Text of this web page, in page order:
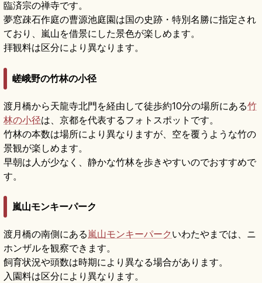
臨済宗の禅寺です。
夢窓疎石作庭の曹源池庭園は国の史跡・特別名勝に指定され
ており、嵐山を借景にした景色が楽しめます。
拝観料は区分により異なります。
嵯峨野の竹林の小径
渡月橋から天龍寺北門を経由して徒歩約10分の場所にある竹
林の小径は、京都を代表するフォトスポットです。
竹林の本数は場所により異なりますが、空を覆うような竹の
景観が楽しめます。
早朝は人が少なく、静かな竹林を歩きやすいのでおすすめで
す。
嵐山モンキーパーク
渡月橋の南側にある嵐山モンキーパーク いわたやまでは、ニ
ホンザルを観察できます。
飼育状況や頭数は時期により異なる場合があります。
入園料は区分により異なります。